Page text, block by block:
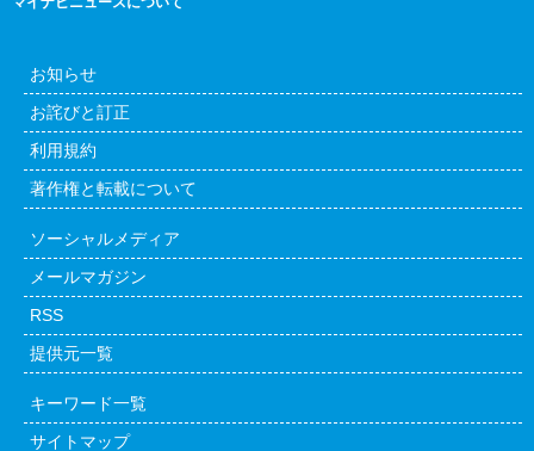
お知らせ
お詫びと訂正
利用規約
著作権と転載について
ソーシャルメディア
メールマガジン
RSS
提供元一覧
キーワード一覧
サイトマップ